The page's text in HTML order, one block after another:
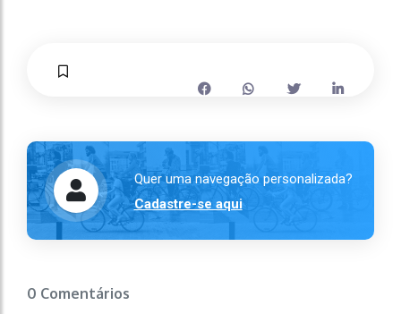
Quer uma navegação personalizada?
Cadastre-se aqui
0 Comentários